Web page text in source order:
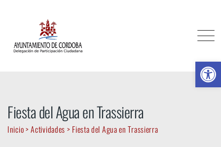
Fiesta del Agua en Trassierra
Inicio>Actividades > Fiesta del Agua en Trassierra